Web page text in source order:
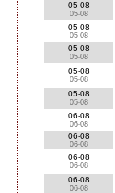
05-08
05-08
05-08
05-08
05-08
05-08
05-08
05-08
05-08
05-08
06-08
06-08
06-08
06-08
06-08
06-08
06-08
06-08